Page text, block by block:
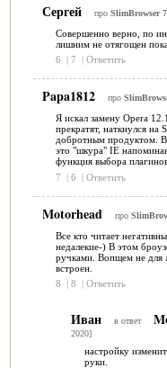
Сергей про SlimBrowser
Совершенно верно, по
лишним не отягощен
6
| 7 | Ответить
Papa1812 про
Я искал замену Opera
прекратят, наткнулся на
добротным продуктом.
это "шкура" IE
функция выбора
7
| 6 | Ответить
Motorhead про
Все кто читает
недалекие-) В этом
ручками. Вопщем не для
встроен.
8
| 8 | Ответить
Иван в ответ
2020]
настройку
руки.